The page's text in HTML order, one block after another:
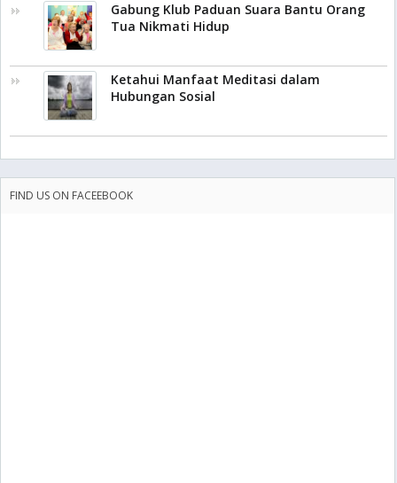
Gabung Klub Paduan Suara Bantu Orang
Tua Nikmati Hidup
Ketahui Manfaat Meditasi dalam
Hubungan Sosial
FIND US ON FACEEBOOK